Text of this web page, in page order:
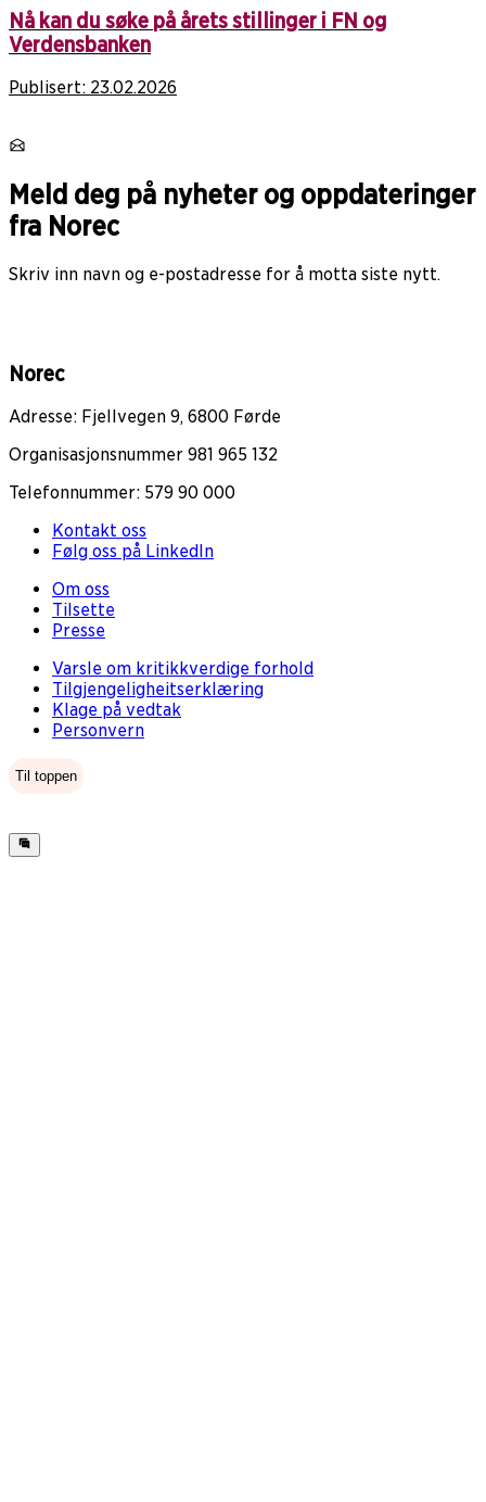
Nå kan du søke på årets stillinger i FN og
Verdensbanken
Publisert: 23.02.2026
Meld deg på nyheter og oppdateringer
fra Norec
Skriv inn navn og e-postadresse for å motta siste nytt.
Norec
Adresse: Fjellvegen 9, 6800 Førde
Organisasjonsnummer 981 965 132
Telefonnummer: 579 90 000
Kontakt oss
Følg oss på LinkedIn
Om oss
Tilsette
Presse
Varsle om kritikkverdige forhold
Tilgjengeligheitserklæring
Klage på vedtak
Personvern
Til toppen